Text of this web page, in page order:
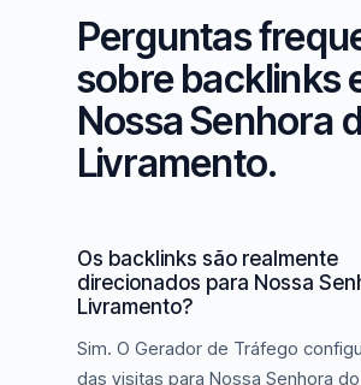
Perguntas
sobre backlinks
Nossa Senhora
Livramento.
Os backlinks são realmente
direcionados para Nossa
Livramento?
Sim. O Gerador de Tráfego
das visitas para Nossa Senhora do